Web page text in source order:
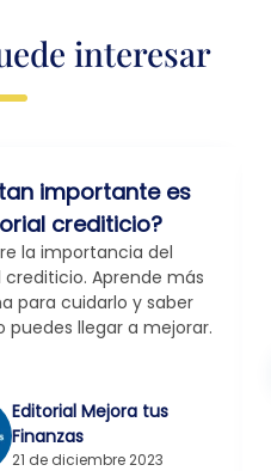
interesar
importante es
crediticio?
la importancia del
crediticio. Aprende más
para cuidarlo y saber
puedes llegar a mejorar.
Editorial Mejora tus
Finanzas
21 de diciembre 2023